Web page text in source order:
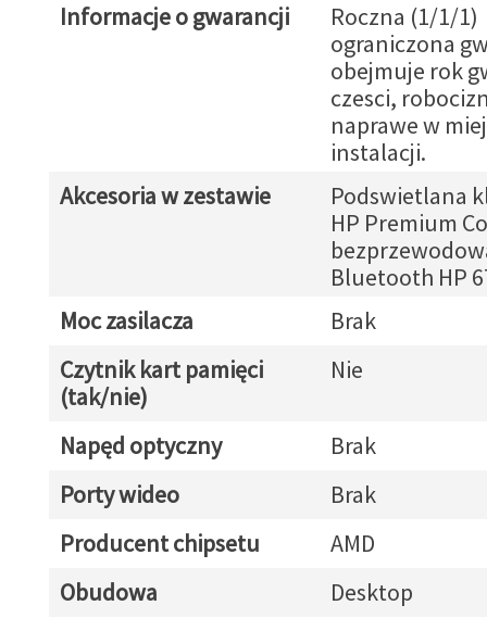
Informacje o gwarancji
Roczna (1/1/1)
ograniczona
obejmuje rok
czesci,
naprawe w
instalacji.
Akcesoria w zestawie
Podswietlana
HP Premium
Bluetooth HP
Moc zasilacza
Brak
Czytnik kart pamięci
(tak/nie)
Nie
Napęd optyczny
Brak
Porty wideo
Brak
Producent chipsetu
AMD
Obudowa
Desktop